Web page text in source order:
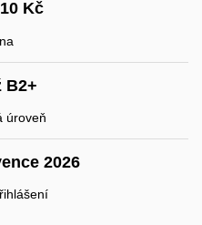
Kč
B2+
úroveň
2026